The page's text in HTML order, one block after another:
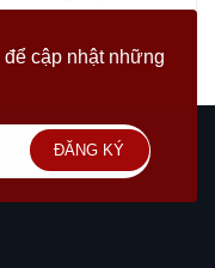
để cập nhật những
ĐĂNG KÝ